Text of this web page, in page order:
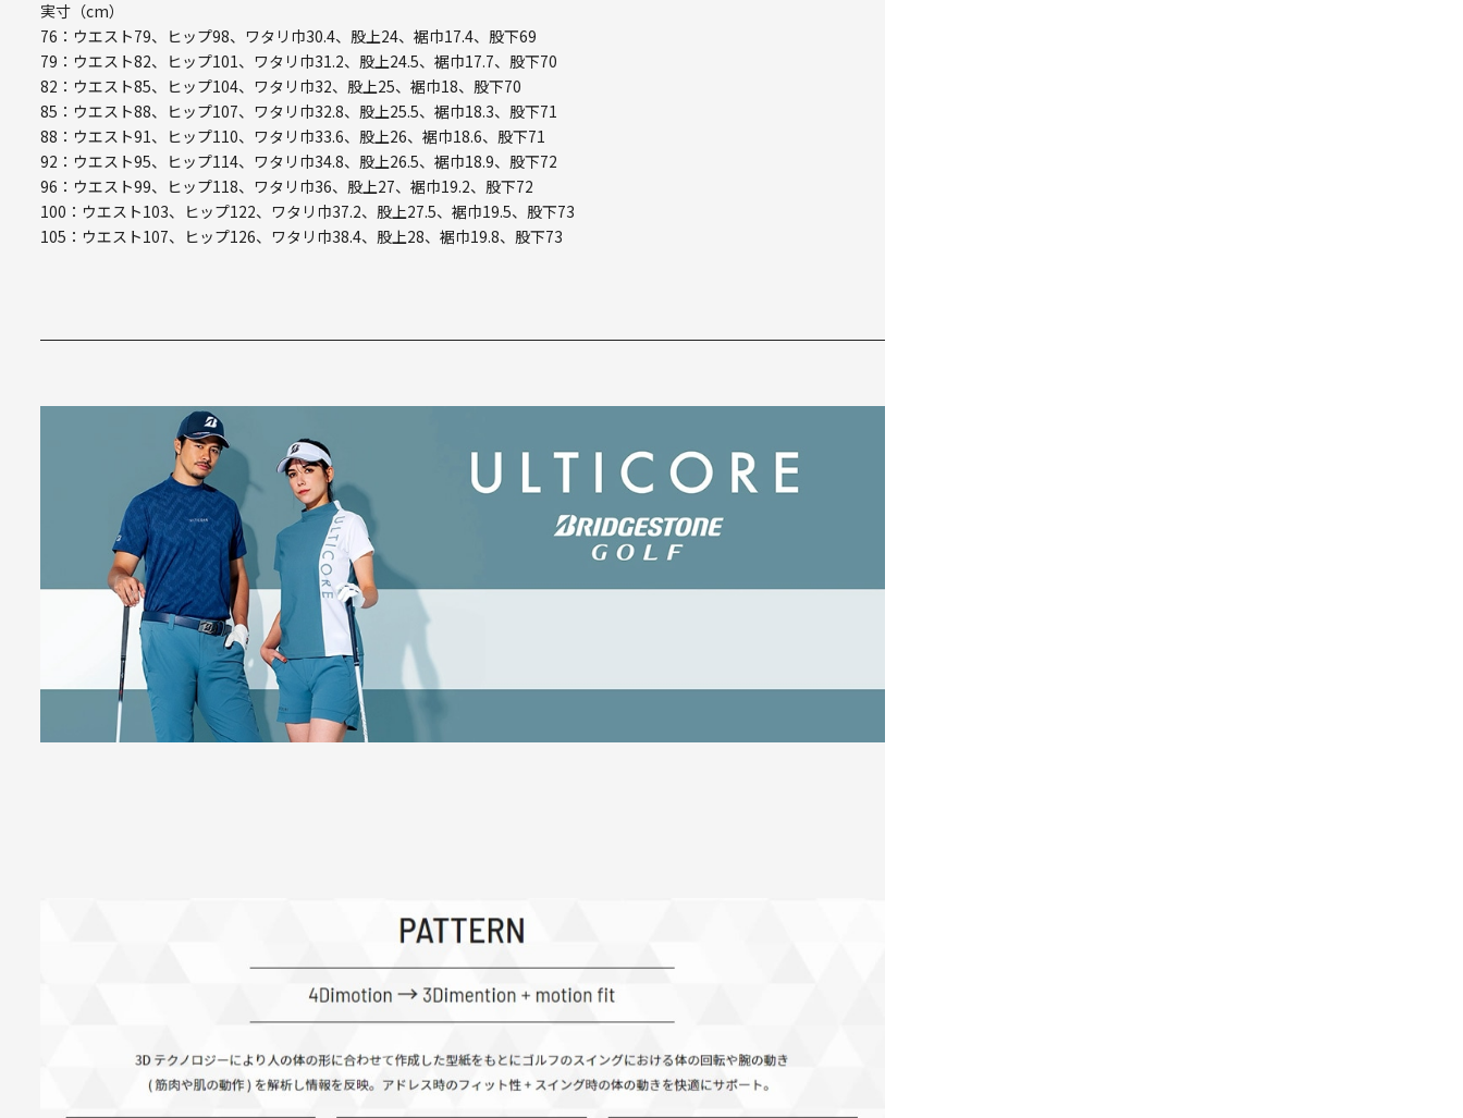
実寸（cm）
76：ウエスト79、ヒップ98、ワタリ巾30.4、股上24、裾巾17.4、股下69
79：ウエスト82、ヒップ101、ワタリ巾31.2、股上24.5、裾巾17.7、股下70
82：ウエスト85、ヒップ104、ワタリ巾32、股上25、裾巾18、股下70
85：ウエスト88、ヒップ107、ワタリ巾32.8、股上25.5、裾巾18.3、股下71
88：ウエスト91、ヒップ110、ワタリ巾33.6、股上26、裾巾18.6、股下71
92：ウエスト95、ヒップ114、ワタリ巾34.8、股上26.5、裾巾18.9、股下72
96：ウエスト99、ヒップ118、ワタリ巾36、股上27、裾巾19.2、股下72
100：ウエスト103、ヒップ122、ワタリ巾37.2、股上27.5、裾巾19.5、股下73
105：ウエスト107、ヒップ126、ワタリ巾38.4、股上28、裾巾19.8、股下73